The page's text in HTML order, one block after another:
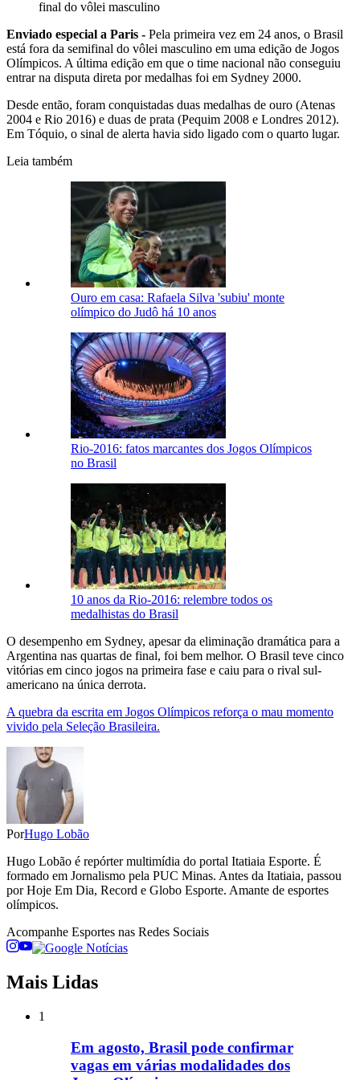
final do vôlei masculino
Enviado especial a Paris - Pela primeira vez em 24 anos, o Brasil
está fora da semifinal do vôlei masculino em uma edição de Jogos
Olímpicos. A última edição em que o time nacional não conseguiu
entrar na disputa direta por medalhas foi em Sydney 2000.
Desde então, foram conquistadas duas medalhas de ouro (Atenas
2004 e Rio 2016) e duas de prata (Pequim 2008 e Londres 2012).
Em Tóquio, o sinal de alerta havia sido ligado com o quarto lugar.
Leia também
Ouro em casa: Rafaela Silva 'subiu' monte
olímpico do Judô há 10 anos
Rio-2016: fatos marcantes dos Jogos Olímpicos
no Brasil
10 anos da Rio-2016: relembre todos os
medalhistas do Brasil
O desempenho em Sydney, apesar da eliminação dramática para a
Argentina nas quartas de final, foi bem melhor. O Brasil teve cinco
vitórias em cinco jogos na primeira fase e caiu para o rival sul-
americano na única derrota.
A quebra da escrita em Jogos Olímpicos reforça o mau momento
vivido pela Seleção Brasileira.
PorHugo Lobão
Hugo Lobão é repórter multimídia do portal Itatiaia Esporte. É
formado em Jornalismo pela PUC Minas. Antes da Itatiaia, passou
por Hoje Em Dia, Record e Globo Esporte. Amante de esportes
olímpicos.
Acompanhe Esportes nas Redes Sociais
Mais Lidas
1
Em agosto, Brasil pode confirmar
vagas em várias modalidades dos